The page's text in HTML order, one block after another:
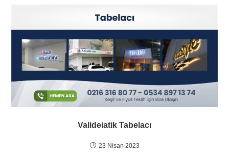
Valideiatik Tabelacı
23 Nisan 2023